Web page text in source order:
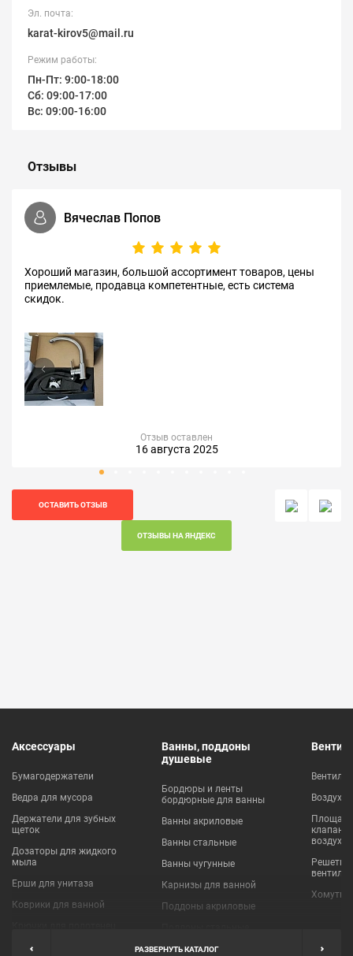
Эл. почта:
karat-kirov5@mail.ru
Режим работы:
Пн-Пт: 9:00-18:00
Сб: 09:00-17:00
Вс: 09:00-16:00
Отзывы
Вячеслав Попов
Хороший магазин, большой ассортимент товаров, цены
приемлемые, продавца компетентные, есть система
скидок.
Отзыв оставлен
16 августа 2025
ОСТАВИТЬ ОТЗЫВ
ОТЗЫВЫ НА ЯНДЕКС
Аксессуары
Бумагодержатели
Ведра для мусора
Держатели для зубных
щеток
Дозаторы для жидкого
мыла
Ерши для унитаза
Коврики для ванной
Мыльницы
Ванны, поддоны
душевые
Бордюры и ленты
бордюрные для ванны
Ванны акриловые
Ванны стальные
Ванны чугунные
Карнизы для ванной
Поддоны акриловые
Пробки для ванн
клапаны
Решетки
Хомуты
РАЗВЕРНУТЬ КАТАЛОГ